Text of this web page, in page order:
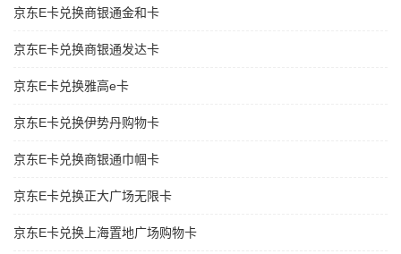
京东E卡兑换商银通金和卡
京东E卡兑换商银通发达卡
京东E卡兑换雅高e卡
京东E卡兑换伊势丹购物卡
京东E卡兑换商银通巾帼卡
京东E卡兑换正大广场无限卡
京东E卡兑换上海置地广场购物卡